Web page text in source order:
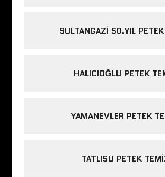
SULTANGAZI 50.YIL
HALICIOĞLU PETEK
YAMANEVLER PETEK
TATLISU PETEK